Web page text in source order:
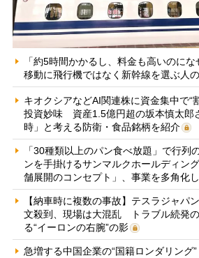
「約5時間かかるし、料金も高いのに
移動に飛行機ではなく新幹線を選ぶ人
キオクシアなどAI関連株に資金集中で“
投資妙味 資産1.5億円超の坂本慎太郎
時」と考える防衛・食品銘柄を紹介
「30種類以上のパン食べ放題」で行列
ンを手掛けるサンマルクホールディン
舗展開のコンセプト」、事業を多角化
【納車時に複数の事故】テスラジャパ
文殺到、現場は大混乱 トラブル続発
る“イーロンの右腕”の影
急増する中国企業の“国籍ロンダリング